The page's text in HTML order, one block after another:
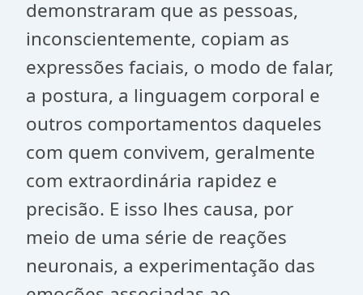
demonstraram que as pessoas,
inconscientemente, copiam as
expressões faciais, o modo de falar,
a postura, a linguagem corporal e
outros comportamentos daqueles
com quem convivem, geralmente
com extraordinária rapidez e
precisão. E isso lhes causa, por
meio de uma série de reações
neuronais, a experimentação das